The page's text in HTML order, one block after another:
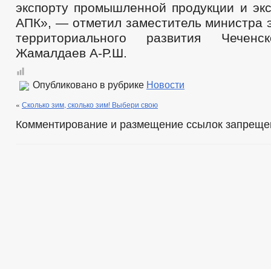
экспорту промышленной продукции и
АПК», — отметил заместитель министра
территориального развития
Жамалдаев А-Р.Ш.
Опубликовано в рубрике Новости
« Сколько зим, сколько зим! Выбери свою
Комментирование и размещение ссылок